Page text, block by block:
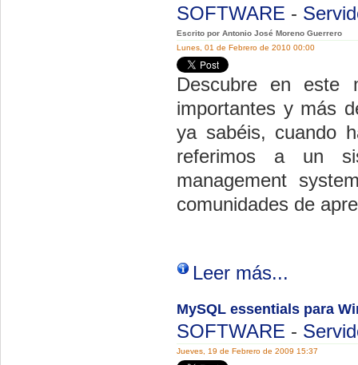
SOFTWARE -
Escrito por Antonio José Moreno Guerrero
Lunes, 01 de Febrero de 2010 00:00
Descubre en este
importantes y más
ya sabéis, cuando
referimos a un
management
comunidades de
Leer más...
MySQL essentials para
SOFTWARE -
Jueves, 19 de Febrero de 2009 15:37